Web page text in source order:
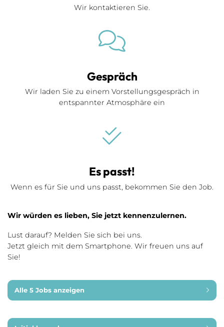
Wir kontaktieren Sie.
Gespräch
Wir laden Sie zu einem Vorstellungsgespräch in
entspannter Atmosphäre ein
Es passt!
Wenn es für Sie und uns passt, bekommen Sie den Job.
Wir würden es lieben, Sie jetzt kennenzulernen.
Lust darauf? Melden Sie sich bei uns.
Jetzt gleich mit dem Smartphone. Wir freuen uns auf
Sie!
Alle 5 Jobs anzeigen